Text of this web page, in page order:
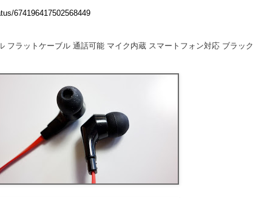
674196417502568449
フラットケーブル 通話可能 マイク内蔵 スマートフォン対応 ブラック